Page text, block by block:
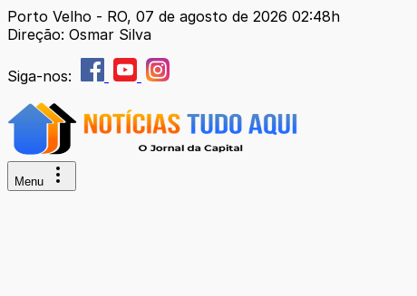
Porto Velho - RO, 07 de agosto de 2026 02:48h
Direção: Osmar Silva
Siga-nos:
Menu